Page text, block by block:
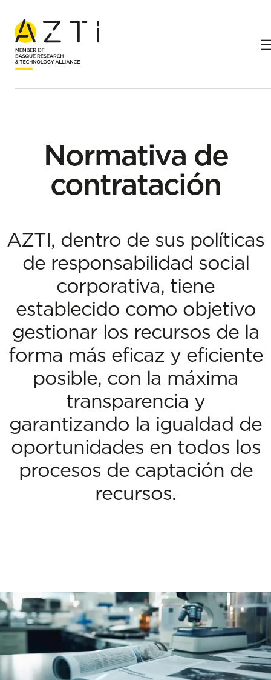
Inicio
Normativa de contratación
Licitaciones adjudicadas
Normativa de
contratación
AZTI, dentro de sus políticas
de responsabilidad social
corporativa, tiene
establecido como objetivo
gestionar los recursos de la
forma más eficaz y eficiente
posible, con la máxima
transparencia y
garantizando la igualdad de
oportunidades en todos los
procesos de captación de
recursos.